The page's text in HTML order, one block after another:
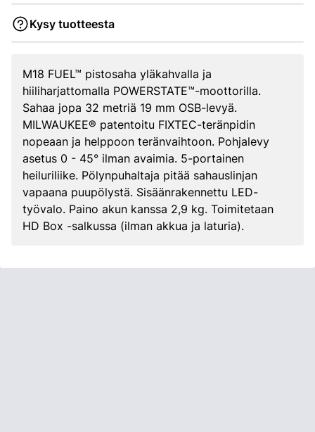
Kysy tuotteesta
M18 FUEL™ pistosaha yläkahvalla ja
hiiliharjattomalla POWERSTATE™-moottorilla.
Sahaa jopa 32 metriä 19 mm OSB-levyä.
MILWAUKEE® patentoitu FIXTEC-teränpidin
nopeaan ja helppoon teränvaihtoon. Pohjalevy
asetus 0 - 45° ilman avaimia. 5-portainen
heiluriliike. Pölynpuhaltaja pitää sahauslinjan
vapaana puupölystä. Sisäänrakennettu LED-
työvalo. Paino akun kanssa 2,9 kg. Toimitetaan
HD Box -salkussa (ilman akkua ja laturia).